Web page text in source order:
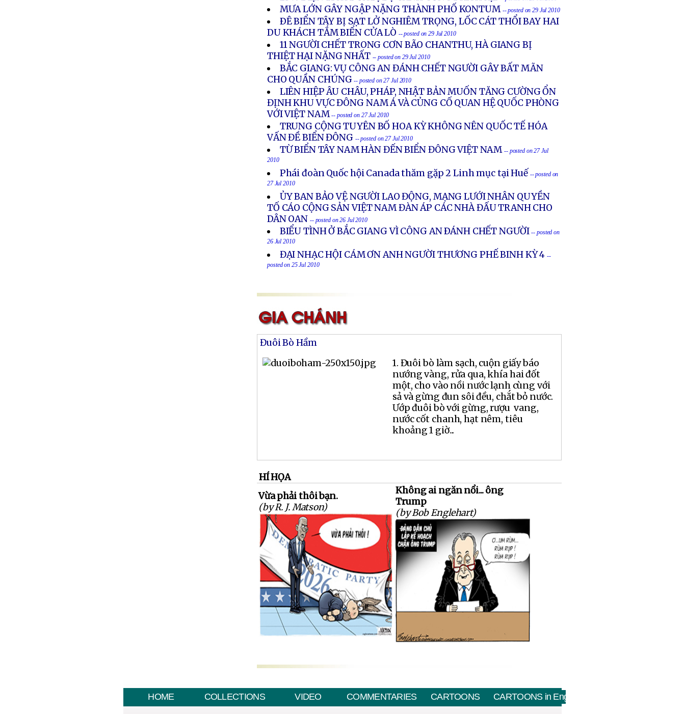
MƯA LỚN GÂY NGẬP NẶNG THÀNH PHỐ KONTUM -- posted on 29 Jul 2010
ÐÊ BIỂN TÂY BỊ SẠT LỞ NGHIÊM TRỌNG, LỐC CÁT THỔI BAY HAI
DU KHÁCH TẮM BIỂN CỬA LÒ -- posted on 29 Jul 2010
11 NGƯỜI CHẾT TRONG CƠN BÃO CHANTHU, HÀ GIANG BỊ
THIỆT HẠI NẶNG NHẤT -- posted on 29 Jul 2010
BẮC GIANG: VỤ CÔNG AN ĐÁNH CHẾT NGƯỜI GÂY BẤT MÃN
CHO QUẦN CHÚNG -- posted on 27 Jul 2010
LIÊN HIỆP ÂU CHÂU, PHÁP, NHẬT BẢN MUỐN TĂNG CƯỜNG ỔN
ĐỊNH KHU VỰC ĐÔNG NAM Á VÀ CỦNG CỐ QUAN HỆ QUỐC PHÒNG
VỚI VIỆT NAM -- posted on 27 Jul 2010
TRUNG CỘNG TUYÊN BỐ HOA KỲ KHÔNG NÊN QUỐC TẾ HÓA
VẤN ĐỀ BIỂN ĐÔNG -- posted on 27 Jul 2010
TỪ BIỂN TÂY NAM HÀN ĐẾN BIỂN ĐÔNG VIỆT NAM -- posted on 27 Jul
2010
Phái đoàn Quốc hội Canada thăm gặp 2 Linh mục tại Huế -- posted on
27 Jul 2010
ỦY BAN BẢO VỆ NGƯỜI LAO ĐỘNG, MẠNG LƯỚI NHÂN QUYỀN
TỐ CÁO CỘNG SẢN VIỆT NAM ĐÀN ÁP CÁC NHÀ ĐẤU TRANH CHO
DÂN OAN -- posted on 26 Jul 2010
BIỂU TÌNH Ở BẮC GIANG VÌ CÔNG AN ÐÁNH CHẾT NGƯỜI -- posted on
26 Jul 2010
ĐẠI NHẠC HỘI CÁM ƠN ANH NGƯỜI THƯƠNG PHẾ BINH KỲ 4 --
posted on 25 Jul 2010
Đuôi Bò Hầm
1. Đuôi bò làm sạch, cuộn giấy báo
nướng vàng, rửa qua, khía hai đốt
một, cho vào nồi nước lạnh cùng với
sả và gừng đun sôi đều, chắt bỏ nước.
Ướp đuôi bò với gừng, rượu vang,
nước cốt chanh, hạt nêm, tiêu
khoảng 1 giờ...
HÍ HỌA
Vừa phải thôi bạn.
(by R. J. Matson)
Không ai ngăn nổi... ông
Trump
(by Bob Englehart)
HOME COLLECTIONS VIDEO COMMENTARIES CARTOONS CARTOONS in English